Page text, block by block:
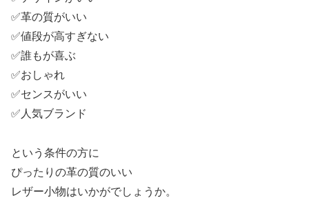
✅革の質がいい
✅値段が高すぎない
✅誰もが喜ぶ
✅おしゃれ
✅センスがいい
✅人気ブランド
という条件の方に
ぴったりの革の質のいい
レザー小物はいかがでしょうか。